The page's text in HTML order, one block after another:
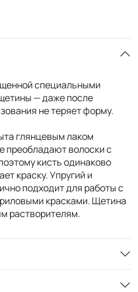
специальными
— даже после
не теряет форму.
глянцевым лаком
преобладают волоски с
кисть одинаково
краску. Упругий и
подходит для работы с
красками. Щетина
растворителям.